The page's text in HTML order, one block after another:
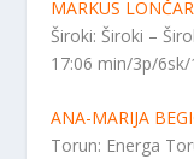
MARKUS
Široki: Široki –
17:06 min/3p/6sk/
ANA-MARIJA
Torun: Energa